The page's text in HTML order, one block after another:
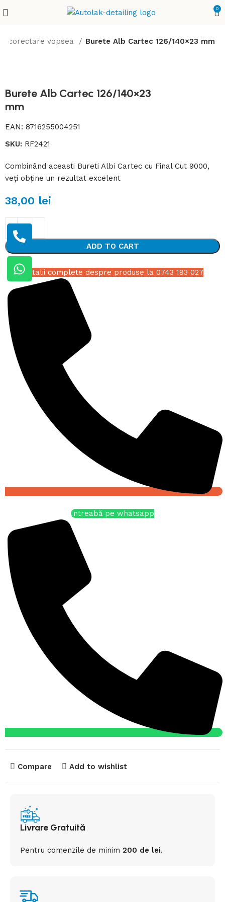
0
corectare vopsea Burete Alb Cartec 126/140×23 mm
Burete Alb Cartec 126/140×23
mm
EAN:8716255004251
SKU: RF2421
Combinând aceasti Bureti Albi Cartec cu Final Cut 9000,
veți obține un rezultat excelent
38,00 lei
ADD TO CART
Detalii complete despre produse la 0743 193 027
Întreabă pe whatsapp
Compare Add to wishlist
Livrare Gratuită
Pentru comenzile de minim200 de lei.